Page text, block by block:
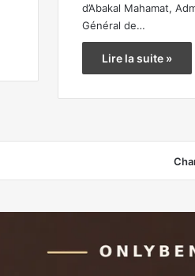
d’Abakal Mahamat,
Général de…
Lire la suite »